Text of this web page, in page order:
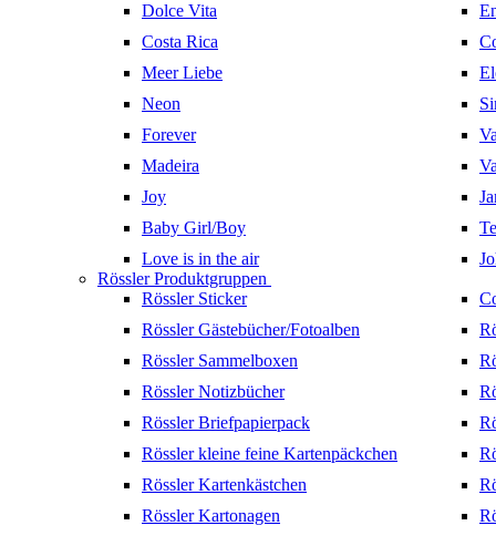
Dolce Vita
Costa Rica
Meer Liebe
Neon
Forever
Madeira
Joy
Baby Girl/Boy
Love is in the air
Rössler Produktgruppen
Rössler Sticker
Rössler Gästebücher/Fotoalben
Rössler Sammelboxen
Rössler Notizbücher
Rössler Briefpapierpack
Rössler kleine feine Kartenpäckchen
Rössler Kartenkästchen
Rössler Kartonagen